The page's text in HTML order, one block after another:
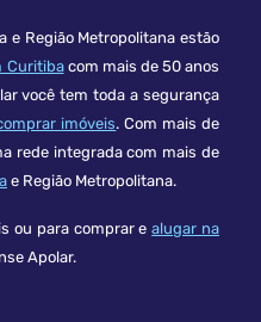
e Região Metropolitana estão
Curitibacom mais de 50 anos
você tem toda a segurança
imóveis. Com mais de
rede integrada com mais de
e Região Metropolitana.
ou para comprar ealugar na
Apolar.